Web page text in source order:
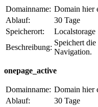
Domainname: Domain hier
Ablauf:
30 Tage
Speicherort:
Localstorage
Beschreibung:
Speichert
Navigation.
onepage_active
Domainname: Domain hier
Ablauf:
30 Tage